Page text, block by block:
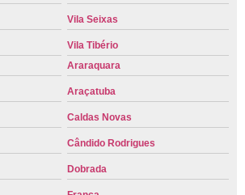
Vila Seixas
Vila Tibério
Araraquara
Araçatuba
Caldas Novas
Cândido Rodrigues
Dobrada